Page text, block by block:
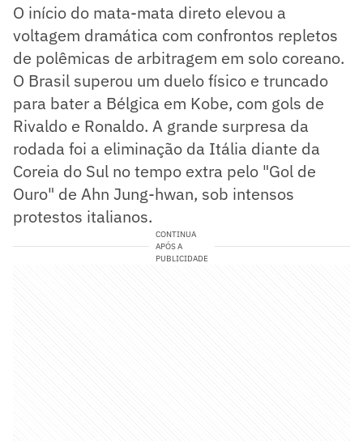
O início do mata-mata direto elevou a
voltagem dramática com confrontos repletos
de polêmicas de arbitragem em solo coreano.
O Brasil superou um duelo físico e truncado
para bater a Bélgica em Kobe, com gols de
Rivaldo e Ronaldo. A grande surpresa da
rodada foi a eliminação da Itália diante da
Coreia do Sul no tempo extra pelo "Gol de
Ouro" de Ahn Jung-hwan, sob intensos
protestos italianos.
CONTINUA
APÓS A
PUBLICIDADE